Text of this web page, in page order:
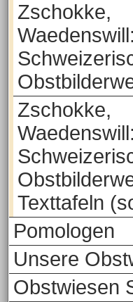
Zschokke,
Waedenswill:
Zschokke,
Waedenswill:
Texttafeln
Pomologen
Unsere
Obstwiesen